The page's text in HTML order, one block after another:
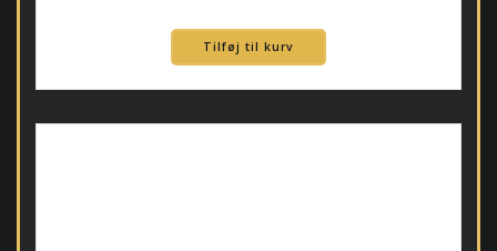
Tilføj til kurv